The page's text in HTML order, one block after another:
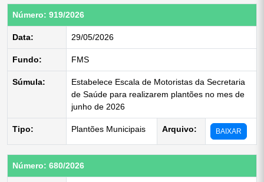
Número: 919/2026
Data: 29/05/2026
Fundo: FMS
Súmula:
Estabelece Escala de Motoristas da Secretaria
de Saúde para realizarem plantões no mes de
junho de 2026
Tipo: Plantões Municipais Arquivo: BAIXAR
Número: 680/2026